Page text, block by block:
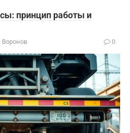
принцип работы и
Воронов 0